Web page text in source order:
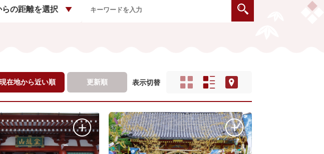
の距離を選択
現在地から近い順 更新順 表示切替